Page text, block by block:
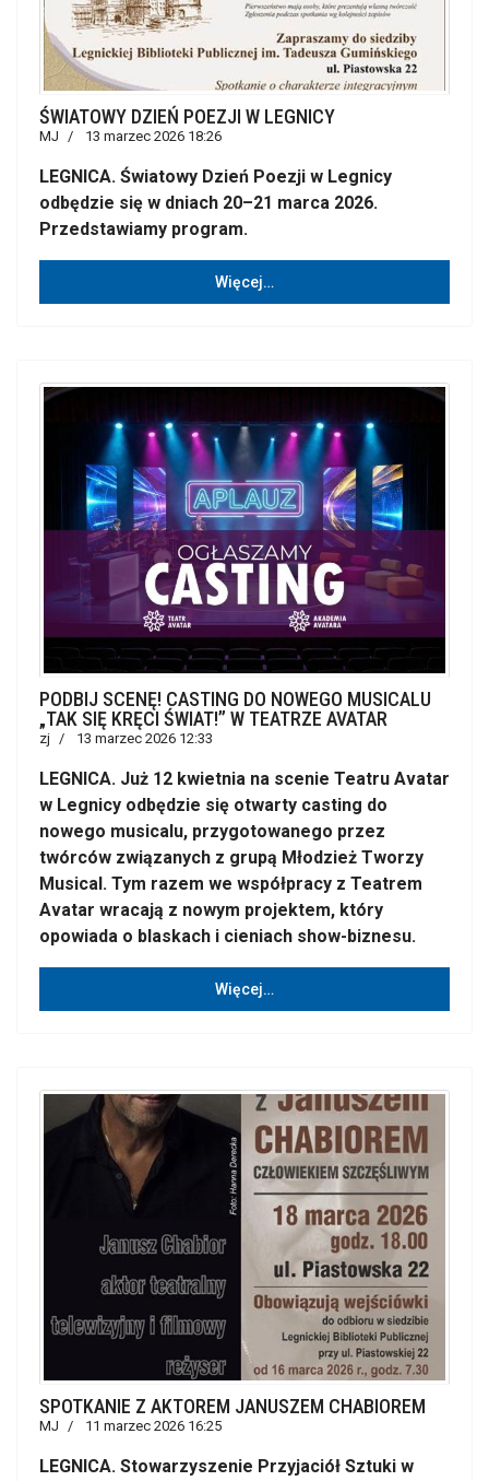
ŚWIATOWY DZIEŃ POEZJI W LEGNICY
MJ 13 marzec 2026 18:26
LEGNICA. Światowy Dzień Poezji w Legnicy
odbędzie się w dniach 20–21 marca 2026.
Przedstawiamy program.
Więcej…
PODBIJ SCENĘ! CASTING DO NOWEGO MUSICALU
„TAK SIĘ KRĘCI ŚWIAT!” W TEATRZE AVATAR
zj 13 marzec 2026 12:33
LEGNICA. Już 12 kwietnia na scenie Teatru Avatar
w Legnicy odbędzie się otwarty casting do
nowego musicalu, przygotowanego przez
twórców związanych z grupą Młodzież Tworzy
Musical. Tym razem we współpracy z Teatrem
Avatar wracają z nowym projektem, który
opowiada o blaskach i cieniach show-biznesu.
Więcej…
SPOTKANIE Z AKTOREM JANUSZEM CHABIOREM
MJ 11 marzec 2026 16:25
LEGNICA. Stowarzyszenie Przyjaciół Sztuki w